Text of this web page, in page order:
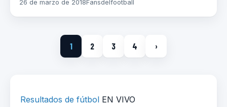
26 de marzo de 2018Fansdelfootball
1 2 3 4 ›
Resultados de fútbol EN VIVO